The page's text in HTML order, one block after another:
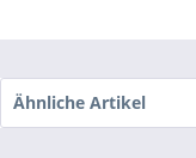
Ähnliche Artikel